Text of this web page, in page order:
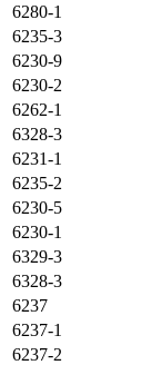
6280-1
6235-3
6230-9
6230-2
6262-1
6328-3
6231-1
6235-2
6230-5
6230-1
6329-3
6328-3
6237
6237-1
6237-2